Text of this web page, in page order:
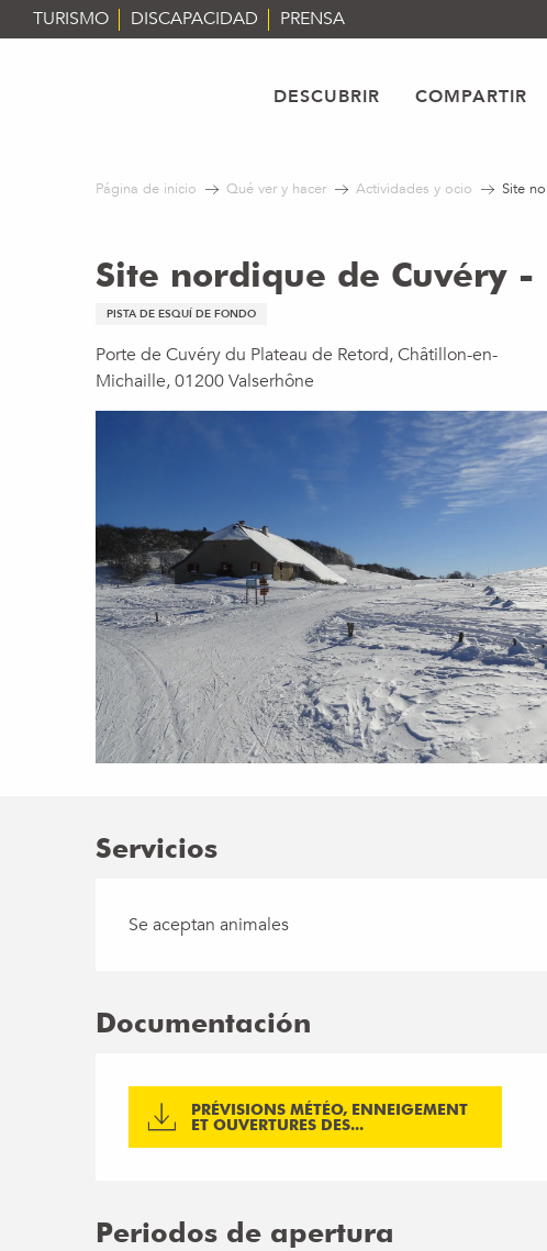
Aller
au
TURISMO DISCAPACIDAD PRENSA
DESCUBRIR COMPARTIR
Página de inicio Qué ver y hacer Actividades y ocio Site
Site nordique de Cuvéry -
PISTA DE ESQUÍ DE FONDO
Porte de Cuvéry du Plateau de Retord, Châtillon-en-
Michaille, 01200 Valserhône
Servicios
Se aceptan animales
Documentación
PRÉVISIONS MÉTÉO, ENNEIGEMENT
ET OUVERTURES DES...
Periodos de apertura